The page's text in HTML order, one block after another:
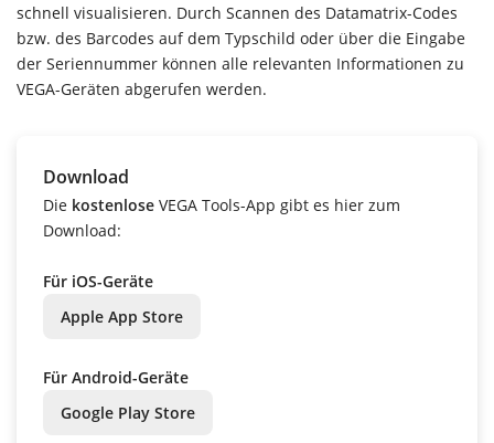
schnell visualisieren. Durch Scannen des Datamatrix-Codes
bzw. des Barcodes auf dem Typschild oder über die Eingabe
der Seriennummer können alle relevanten Informationen zu
VEGA-Geräten abgerufen werden.
Download
Die kostenlose VEGA Tools-App gibt es hier zum
Download:
Für iOS-Geräte
Apple App Store
Für Android-Geräte
Google Play Store